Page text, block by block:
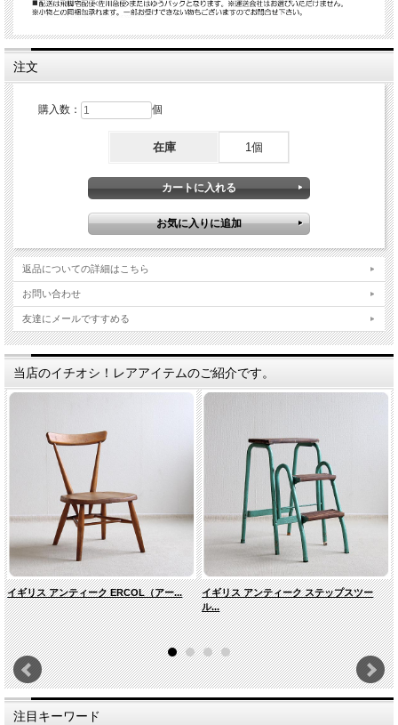
注文
購入数： 個
在庫 1個
返品についての詳細はこちら
お問い合わせ
友達にメールですすめる
当店のイチオシ！レアアイテムのご紹介です。
イギリス アンティーク ERCOL（アー...
イギリス アンティーク ステップスツー
ル...
注目キーワード